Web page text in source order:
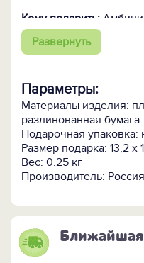
Кому подарить:
целеустремленному и
поклоннику
стремится вверх, к
Развернуть
Параметры:
Материалы изделия:
разлинованная бумага
Подарочная упаковка:
Размер подарка: 13,2 х
Вес: 0.25 кг
Производитель: Россия
Ближайшая